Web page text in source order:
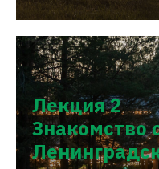
Лекция 2
Знакомство